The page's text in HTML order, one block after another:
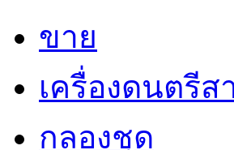
ขาย
เครื่องดนตรีส
กลองชุด